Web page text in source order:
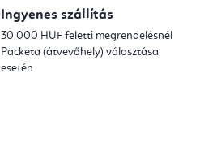
Ingyenes szállítás
30 000 HUF feletti megrendelésnél
Packeta (átvevőhely) választása
esetén